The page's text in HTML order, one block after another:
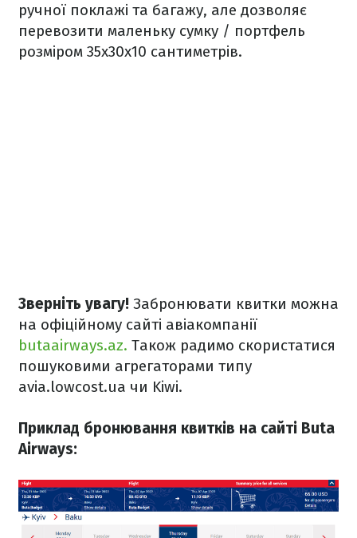
ручної поклажі та багажу, але дозволяє
перевозити маленьку сумку / портфель
розміром 35x30x10 сантиметрів.
Зверніть увагу! Забронювати квитки можна
на офіційному сайті авіакомпанії
butaairways.az. Також радимо скористатися
пошуковими агрегаторами типу
avia.lowcost.ua чи Kiwi.
Приклад бронювання квитків на сайті Buta
Airways: